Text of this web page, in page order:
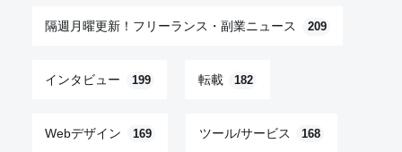
隔週月曜更新！フリーランス・副業ニュース 209
インタビュー 199 転載 182
Webデザイン 169 ツール/サービス 168